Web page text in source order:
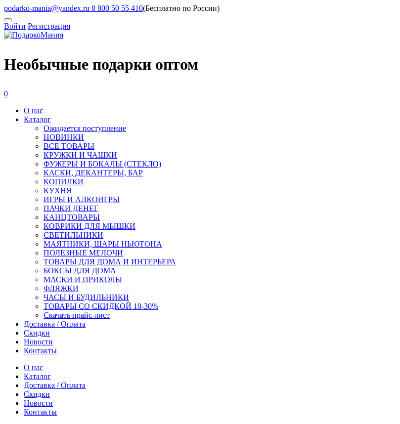
podarko-mania@yandex.ru 8 800 50 55 410(Бесплатно по России)
Войти Регистрация
Необычные подарки оптом
0
О нас
Каталог
Ожидается поступление
HОВИНКИ
ВСЕ ТОВАРЫ
КРУЖКИ И ЧАШКИ
ФУЖЕРЫ И БОКАЛЫ (СТЕКЛО)
КАСКИ, ДЕКАНТЕРЫ, БАР
КОПИЛКИ
КУХНЯ
ИГРЫ И АЛКОИГРЫ
ПАЧКИ ДЕНЕГ
КАНЦТОВАРЫ
КОВРИКИ ДЛЯ МЫШКИ
СВЕТИЛЬНИКИ
МАЯТНИКИ, ШАРЫ НЬЮТОНА
ПОЛЕЗНЫЕ МЕЛОЧИ
ТОВАРЫ ДЛЯ ДОМА И ИНТЕРЬЕРА
БОКСЫ ДЛЯ ДОМА
МАСКИ И ПРИКОЛЫ
ФЛЯЖКИ
ЧАСЫ И БУДИЛЬНИКИ
ТОВАРЫ СО СКИДКОЙ 10-30%
Скачать прайс-лист
Доставка / Оплата
Скидки
Новости
Контакты
О нас
Каталог
Доставка / Оплата
Скидки
Новости
Контакты